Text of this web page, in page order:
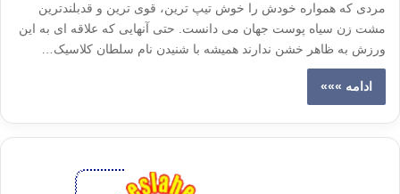
مردی که همواره خودش را خوش تیپ ترین، قوی ترین و قدبلندترین
مشت زن سیاه پوست جهان می دانست. حتی آنهایی که علاقه ای به این
ورزش به ظاهر خشن ندارند همیشه با شنیدن نام سلطان کلاسیک…
ادامه »»»